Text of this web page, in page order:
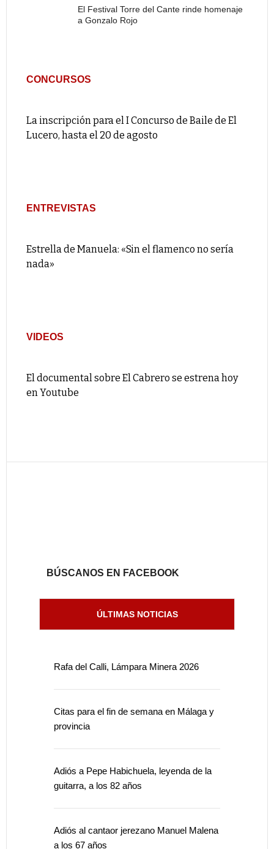
El Festival Torre del Cante rinde homenaje
a Gonzalo Rojo
CONCURSOS
La inscripción para el I Concurso de Baile de El
Lucero, hasta el 20 de agosto
ENTREVISTAS
Estrella de Manuela: «Sin el flamenco no sería
nada»
VIDEOS
El documental sobre El Cabrero se estrena hoy
en Youtube
BÚSCANOS EN FACEBOOK
ÚLTIMAS NOTICIAS
Rafa del Calli, Lámpara Minera 2026
Citas para el fin de semana en Málaga y
provincia
Adiós a Pepe Habichuela, leyenda de la
guitarra, a los 82 años
Adiós al cantaor jerezano Manuel Malena
a los 67 años